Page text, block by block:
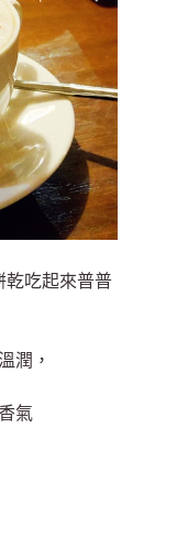
乾吃起來普普
潤，
氣